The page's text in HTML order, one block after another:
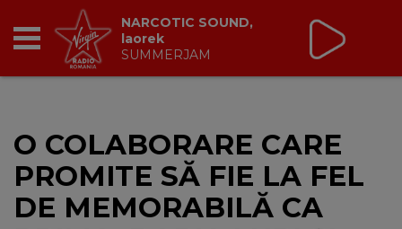
BREAKFAST
TIC TALK
Non Stop Virgin
cu Virgin Radio Romania
24/24
O COLABORARE CARE
PROMITE SĂ FIE LA FEL
DE MEMORABILĂ CA